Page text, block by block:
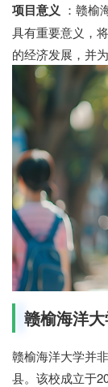
项目意义 ：赣榆
具有重要意义，
的经济发展，并
赣榆海洋
赣榆海洋大学并
县。该校成立于